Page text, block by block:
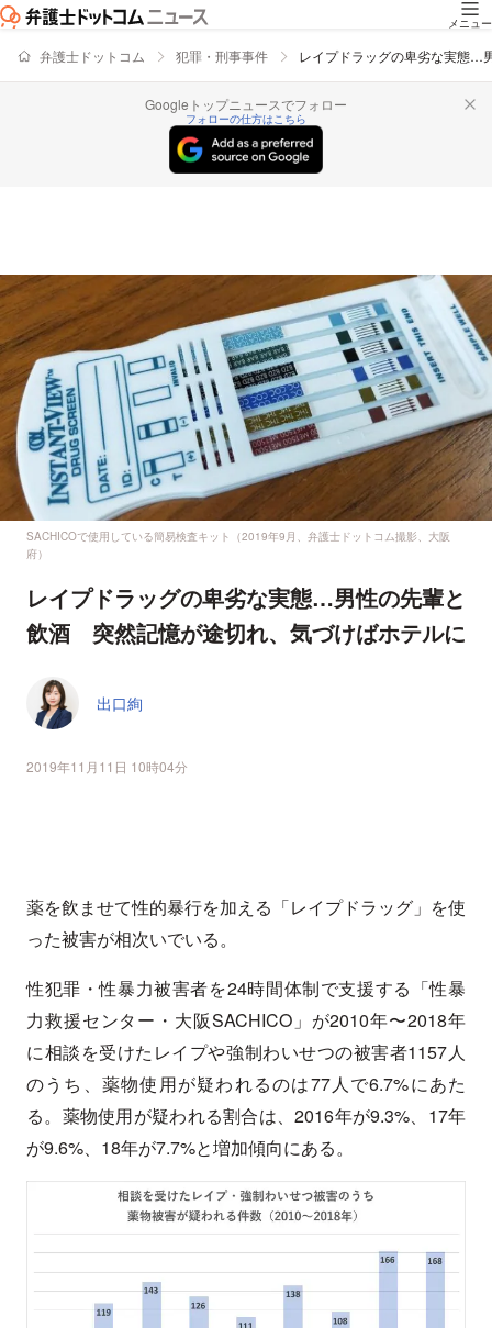
メニュー
弁護士ドットコム 犯罪・刑事事件 レイプドラッグの卑劣な実態…
Googleトップニュースでフォロー
フォローの仕方はこちら
SACHICOで使用している簡易検査キット（2019年9月、弁護士ドットコム撮影、大阪
府）
レイプドラッグの卑劣な実態…男性の先輩と
飲酒 突然記憶が途切れ、気づけばホテルに
出口絢
2019年11月11日 10時04分
薬を飲ませて性的暴行を加える「レイプドラッグ」を使
った被害が相次いでいる。
性犯罪・性暴力被害者を24時間体制で支援する「性暴
力救援センター・大阪SACHICO」が2010年〜2018年
に相談を受けたレイプや強制わいせつの被害者1157人
のうち、薬物使用が疑われるのは77人で6.7%にあた
る。薬物使用が疑われる割合は、2016年が9.3%、17年
が9.6%、18年が7.7%と増加傾向にある。